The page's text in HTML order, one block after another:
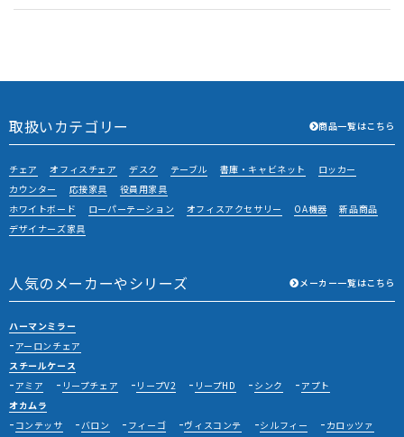
取扱いカテゴリー 商品一覧はこちら
チェア オフィスチェア デスク テーブル 書庫・キャビネット
ロッカー
カウンター
応接家具
役員用家具
ホワイトボード
ローパーテーション オフィスアクセサリー OA機器
新品商品
デザイナーズ家具
人気のメーカーやシリーズ メーカー一覧はこちら
ハーマンミラー
アーロンチェア
スチールケース
アミア
リープチェア リープV2 リープHD シンク
アプト
オカムラ
コンテッサ
バロン フィーゴ ヴィスコンテ シルフィー
カロッツァ